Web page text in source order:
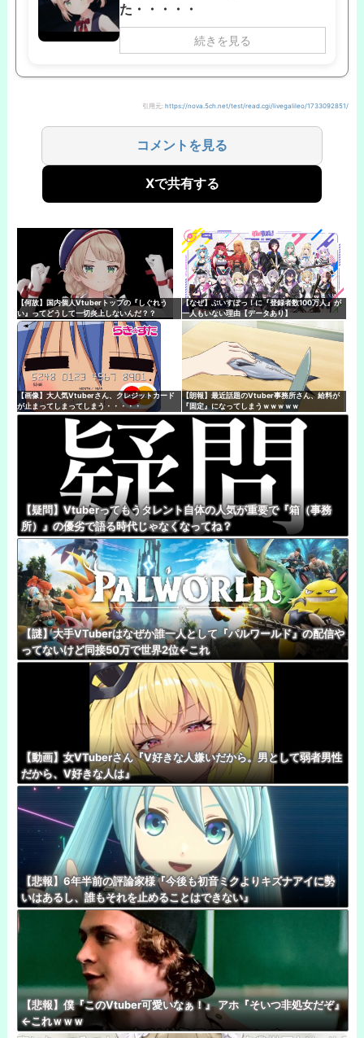
た・・・・・
続きを見る
引用元: https://nova.5ch.net/test/read.cgi/livegalileo/1733092851/
コメントを見る
Xで共有する
【何故】国内個人Vtuberトップの『しぐれう
い』ってどうして一切炎上しないんだ？？
【なぜ】ぶいすぽっ！に『登録者数100万人』が
一人もいない理由【データあり】
【画像】大人気Vtuberさん、クレジットカード
が止まってしまってしまう・・・・・
【朗報】最近話題のVtuber事務所さん、給料が
『固定』になってしまうｗｗｗｗｗ
【疑問】Vtuberってもうタレント自体の人気が重要で『箱（事務
所）』の優劣で語る時代じゃなくなってね？
【謎】大手VTuberはなぜか誰一人として『パルワールド』の配信や
ってないけど同接50万で世界2位←これ
【動画】女VTuberさん『V好きな人嫌いだから。男として弱者男性
だから、V好きな人は』
【悲報】6年半前の評論家様『今後も初音ミクよりキズナアイに勢
いはあるし、誰もそれを止めることはできない』
【悲報】僕『このVtuber可愛いなぁ！』 アホ『そいつ非処女だぞ』
←これｗｗｗ